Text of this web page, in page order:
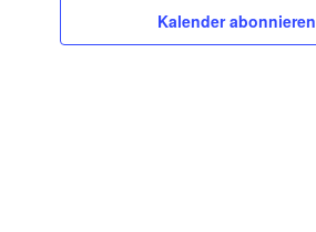
Kalender abonnieren